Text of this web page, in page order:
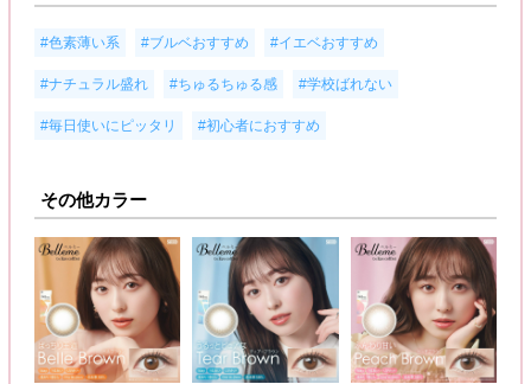
#色素薄い系 #ブルベおすすめ #イエベおすすめ
#ナチュラル盛れ #ちゅるちゅる感 #学校ばれない
#毎日使いにピッタリ #初心者におすすめ
その他カラー